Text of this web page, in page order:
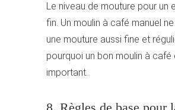
Le niveau de mouture pour un
fin. Un moulin à café manuel
une mouture aussi fine et
pourquoi un bon moulin à
important.